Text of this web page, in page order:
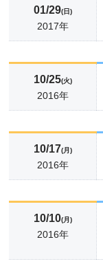
01/29(日)
2017年
10/25(火)
2016年
10/17(月)
2016年
10/10(月)
2016年